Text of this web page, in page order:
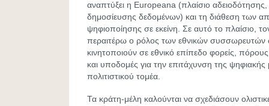
αναπτύξει η Europeana (πλαίσιο αδειοδότησης,
δημοσίευσης δεδομένων) και τη διάθεση των
ψηφιοποίησης σε εκείνη. Σε αυτό το πλαίσιο,
περαιτέρω ο ρόλος των εθνικών
κινητοποιούν σε εθνικό επίπεδο φορείς,
και υποδομές για την επιτάχυνση της
πολιτιστικού τομέα.
Τα κράτη-μέλη καλούνται να σχεδιάσουν